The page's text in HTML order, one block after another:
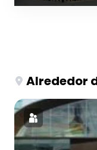
Alrededor